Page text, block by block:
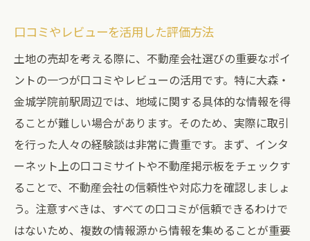
口コミやレビューを活用した評価方法
土地の売却を考える際に、不動産会社選びの重要なポイ
ントの一つが口コミやレビューの活用です。特に大森・
金城学院前駅周辺では、地域に関する具体的な情報を得
ることが難しい場合があります。そのため、実際に取引
を行った人々の経験談は非常に貴重です。まず、インタ
ーネット上の口コミサイトや不動産掲示板をチェックす
ることで、不動産会社の信頼性や対応力を確認しましょ
う。注意すべきは、すべての口コミが信頼できるわけで
はないため、複数の情報源から情報を集めることが重要